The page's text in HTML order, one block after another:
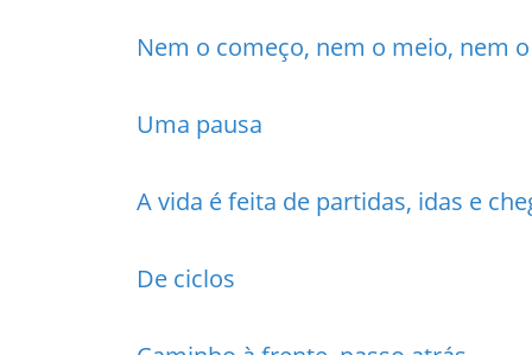
Nem o começo, nem o meio, nem
Uma pausa
A vida é feita de partidas, idas e
De ciclos